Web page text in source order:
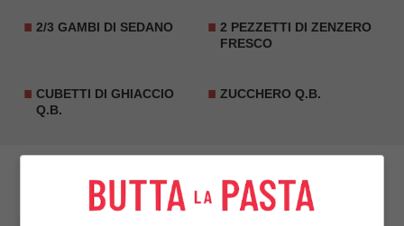
2/3 GAMBI DI SEDANO
2 PEZZETTI DI ZENZERO
FRESCO
CUBETTI DI GHIACCIO
Q.B.
ZUCCHERO Q.B.